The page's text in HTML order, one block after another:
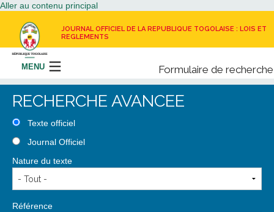
Aller au contenu principal
JOURNAL OFFICIEL DE LA REPUBLIQUE TOGOLAISE : LOIS ET
REGLEMENTS
Formulaire de recherche
Rechercher
MENU
LE JOURNAL OFFICIEL
RECEVOIR LE JOURNAL OFFICIEL
NOUS CONTACTER
RECHERCHE AVANCEE
Texte officiel
Journal Officiel
Nature du texte
Référence